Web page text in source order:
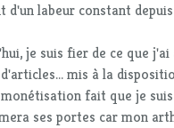
labeur constant
je suis fier de ce que j'ai
mis à la
fait que je
ses portes car mon